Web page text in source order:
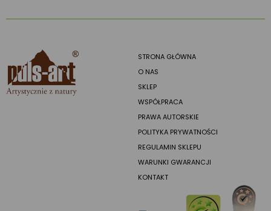
STRONA GŁÓWNA
O NAS
SKLEP
WSPÓŁPRACA
PRAWA AUTORSKIE
POLITYKA PRYWATNOŚCI
REGULAMIN SKLEPU
WARUNKI GWARANCJI
KONTAKT